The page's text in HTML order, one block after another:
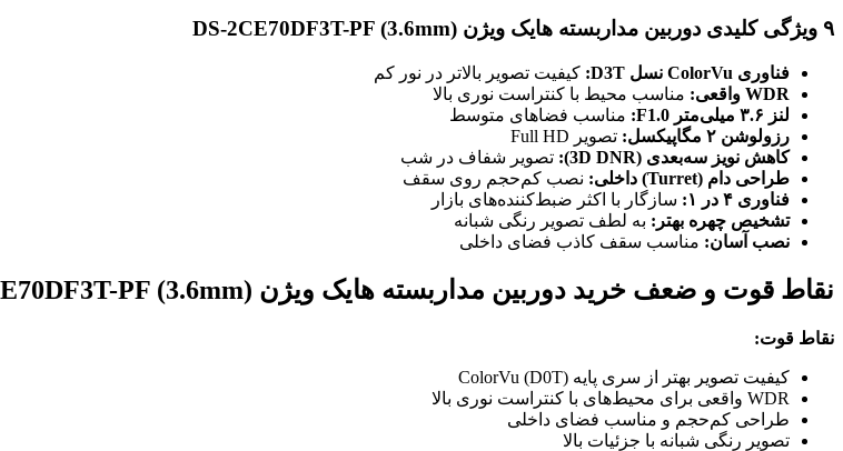
۹ ویژگی کلیدی دوربین مداربسته هایک ویژن DS-2CE70DF3T-PF (3.6mm)
فناوری ColorVu نسل D3T:
کیفیت تصویر بالاتر در نور کم
WDR واقعی:
مناسب محیط با کنتراست نوری بالا
لنز ۳.۶ میلی‌متر F1.0:
مناسب فضاهای متوسط
رزولوشن ۲ مگاپیکسل:
تصویر Full HD
کاهش نویز سه‌بعدی (3D DNR):
تصویر شفاف در شب
طراحی دام (Turret) داخلی:
نصب کم‌حجم روی سقف
فناوری ۴ در ۱:
سازگار با اکثر ضبط‌کننده‌های بازار
تشخیص چهره بهتر: به لطف تصویر رنگی شبانه
نصب آسان: مناسب سقف کاذب فضای داخلی
نقاط قوت و ضعف خرید دوربین مداربسته هایک ویژن DS-2CE70DF3T-PF (3.6mm)
نقاط قوت:
کیفیت تصویر بهتر از سری پایه ColorVu (D0T)
WDR واقعی برای محیط‌های با کنتراست نوری بالا
طراحی کم‌حجم و مناسب فضای داخلی
تصویر رنگی شبانه با جزئیات بالا